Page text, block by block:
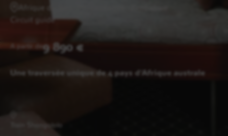
Circuit guidé
A partir de9 890 €
Une traversée unique de 4 pays d’Afrique australe
Train Shongololo